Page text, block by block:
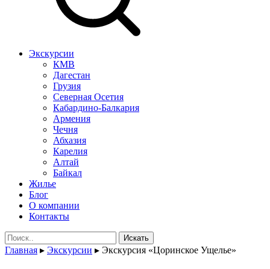
Экскурсии
КМВ
Дагестан
Грузия
Северная Осетия
Кабардино-Балкария
Армения
Чечня
Абхазия
Карелия
Алтай
Байкал
Жилье
Блог
О компании
Контакты
Поиск:
Главная ▸ Экскурсии ▸ Экскурсия «Цоринское Ущелье»